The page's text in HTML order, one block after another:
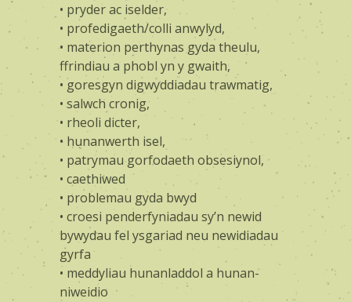
• pryder ac iselder,
• profedigaeth/colli anwylyd,
• materion perthynas gyda theulu,
ffrindiau a phobl yn y gwaith,
• goresgyn digwyddiadau trawmatig,
• salwch cronig,
• rheoli dicter,
• hunanwerth isel,
• patrymau gorfodaeth obsesiynol,
• caethiwed
• problemau gyda bwyd
• croesi penderfyniadau sy’n newid
bywydau fel ysgariad neu newidiadau
gyrfa
• meddyliau hunanladdol a hunan-
niweidio